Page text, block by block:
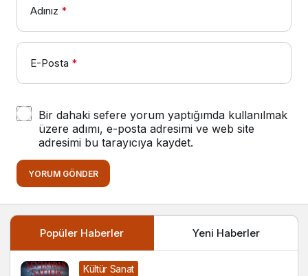
Adınız *
E-Posta *
Bir dahaki sefere yorum yaptığımda kullanılmak
üzere adımı, e-posta adresimi ve web site
adresimi bu tarayıcıya kaydet.
YORUM GÖNDER
Popüler Haberler Yeni Haberler
Kültür Sanat